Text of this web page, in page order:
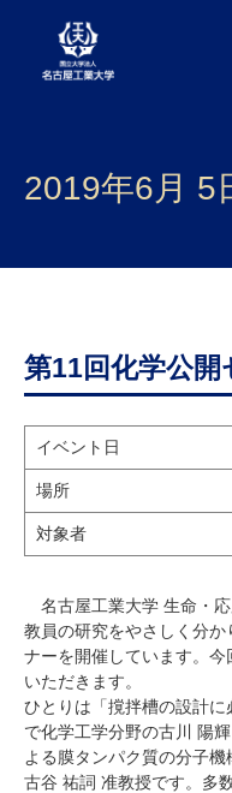
学部・大学院・センタ
研究・産学官連携
国際交流
研究・教員Navi
受験生
企業・研究者
アクセス
キャンパスマップ
2019年6月 5
第11回化学公開
イベント日
場所
対象者
名古屋工業大学 生命・
教員の研究をやさしく分か
ナーを開催しています。
いただきます。
ひとりは「撹拌槽の設計
で化学工学分野の古川 陽
よる膜タンパク質の分子
古谷 祐詞 准教授です。多